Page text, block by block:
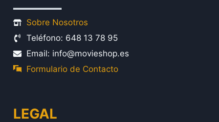
Sobre Nosotros
Teléfono: 648 13 78 95
Email: info@movieshop.es
Formulario de Contacto
LEGAL